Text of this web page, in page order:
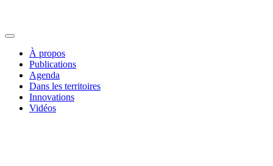
À propos
Publications
Agenda
Dans les territoires
Innovations
Vidéos